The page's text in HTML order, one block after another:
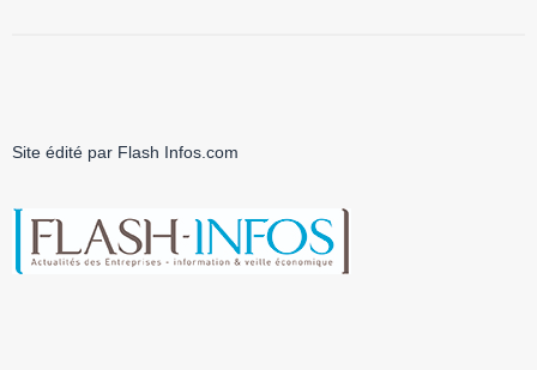
Site édité par Flash Infos.com